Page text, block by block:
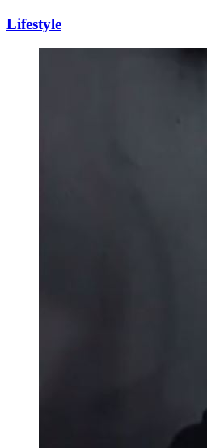
Lifestyle